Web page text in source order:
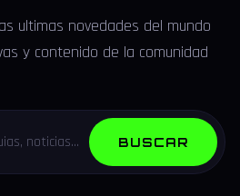
ultimas novedades del mundo
y contenido de la comunidad
BUSCAR